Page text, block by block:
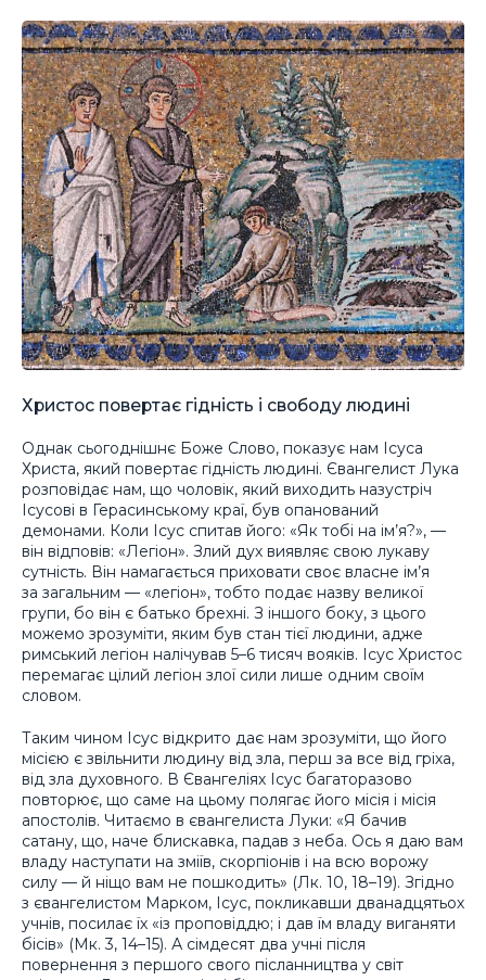
Христос повертає гідність і свободу людині
Однак сьогоднішнє Боже Слово, показує нам Ісуса
Христа, який повертає гідність людині. Євангелист Лука
розповідає нам, що чоловік, який виходить назустріч
Ісусові в Герасинському краї, був опанований
демонами. Коли Ісус спитав його: «Як тобі на ім’я?», —
він відповів: «Легіон». Злий дух виявляє свою лукаву
сутність. Він намагається приховати своє власне ім’я
за загальним — «легіон», тобто подає назву великої
групи, бо він є батько брехні. З іншого боку, з цього
можемо зрозуміти, яким був стан тієї людини, адже
римський легіон налічував 5–6 тисяч вояків. Ісус Христос
перемагає цілий легіон злої сили лише одним своїм
словом.
Таким чином Ісус відкрито дає нам зрозуміти, що його
місією є звільнити людину від зла, перш за все від гріха,
від зла духовного. В Євангеліях Ісус багаторазово
повторює, що саме на цьому полягає його місія і місія
апостолів. Читаємо в євангелиста Луки: «Я бачив
сатану, що, наче блискавка, падав з неба. Ось я даю вам
владу наступати на зміїв, скорпіонів і на всю ворожу
силу — й ніщо вам не пошкодить» (Лк. 10, 18–19). Згідно
з євангелистом Марком, Ісус, покликавши дванадцятьох
учнів, посилає їх «із проповіддю; і дав їм владу виганяти
бісів» (Мк. 3, 14–15). А сімдесят два учні після
повернення з першого свого післанництва у світ